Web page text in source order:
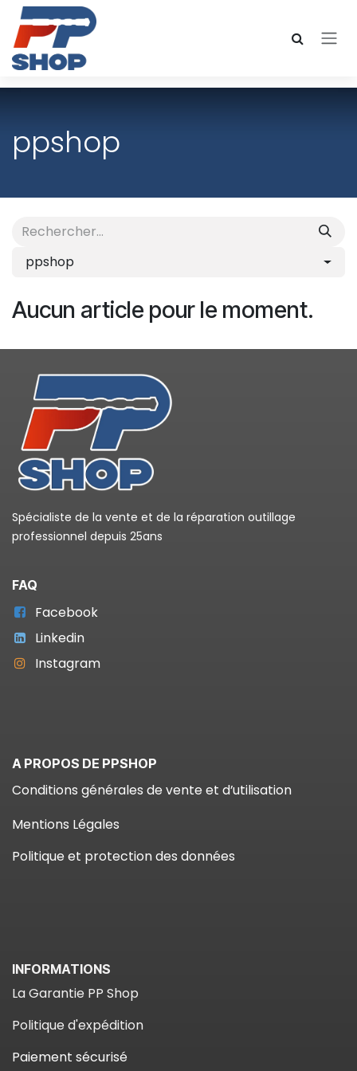
Se rendre au contenu
ppshop
ppshop
Aucun article pour le moment.
Spécialiste de la vente et de la réparation outillage
professionnel depuis 25ans
FAQ
Facebook
Linkedin
Instagram
A PROPOS DE PPSHOP
Conditions générales de vente et d’utilisation
Mentions Légales
Politique et protection des données
INFORMATIONS
La Garantie PP Shop​
Politique d'expédition
Paiement sécuris​é​